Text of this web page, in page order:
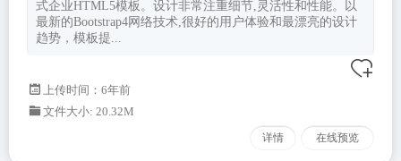
式企业HTML5模板。设计非常注重细节,灵活性和性能。以
最新的Bootstrap4网络技术,很好的用户体验和最漂亮的设计
趋势，模板提...
上传时间：6年前
文件大小: 20.32M
详情 在线预览